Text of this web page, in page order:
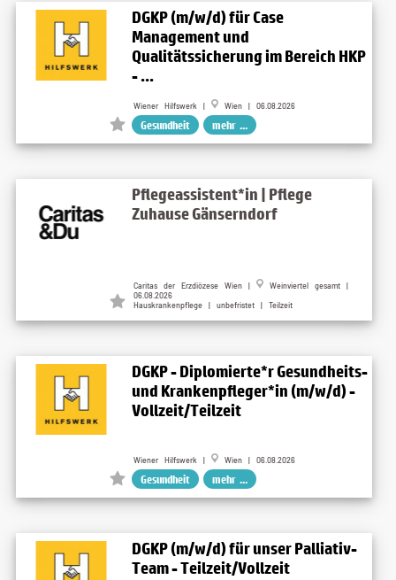
DGKP (m/w/d) für Case
Management und
Qualitätssicherung im Bereich HKP
- ...
Wiener Hilfswerk | Wien | 06.08.2026
Gesundheit mehr ...
Pflegeassistent*in | Pflege
Zuhause Gänserndorf
Caritas der Erzdiözese Wien |
Weinviertel gesamt |
06.08.2026
Hauskrankenpflege | unbefristet | Teilzeit
DGKP - Diplomierte*r Gesundheits-
und Krankenpfleger*in (m/w/d) -
Vollzeit/Teilzeit
Wiener Hilfswerk | Wien | 06.08.2026
Gesundheit mehr ...
DGKP (m/w/d) für unser Palliativ-
Team - Teilzeit/Vollzeit